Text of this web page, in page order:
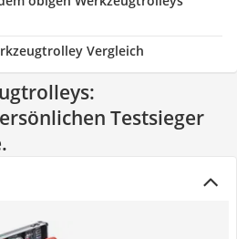
Vergleich
Testsieger